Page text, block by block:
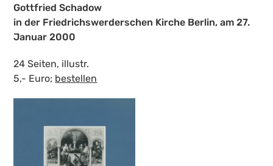
Gottfried Schadow
in der Friedrichswerderschen Kirche Berlin, am 27.
Januar 2000
24 Seiten, illustr.
5,- Euro; bestellen